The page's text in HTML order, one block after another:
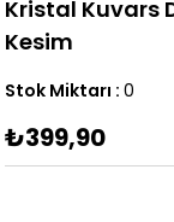
Kristal Kuvars
Kesim
Stok Miktarı : 0
₺399,90